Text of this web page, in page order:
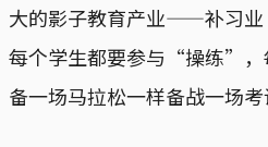
大的影子教育产业——补习业
每个学生都要参与“操练”，
备一场马拉松一样备战一场考